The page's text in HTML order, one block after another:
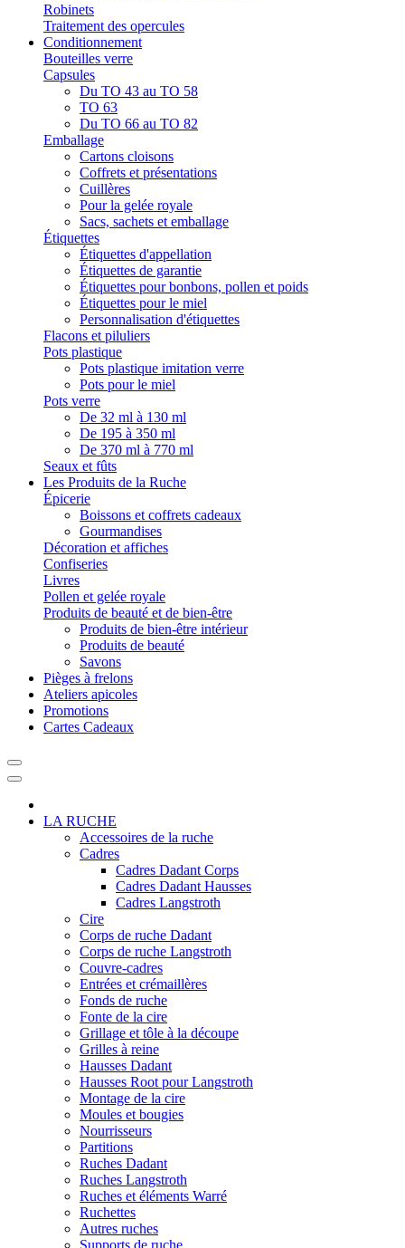
Robinets
Traitement des opercules
Conditionnement
Bouteilles verre
Capsules
Du TO 43 au TO 58
TO 63
Du TO 66 au TO 82
Emballage
Cartons cloisons
Coffrets et présentations
Cuillères
Pour la gelée royale
Sacs, sachets et emballage
Étiquettes
Étiquettes d'appellation
Étiquettes de garantie
Étiquettes pour bonbons, pollen et poids
Étiquettes pour le miel
Personnalisation d'étiquettes
Flacons et piluliers
Pots plastique
Pots plastique imitation verre
Pots pour le miel
Pots verre
De 32 ml à 130 ml
De 195 à 350 ml
De 370 ml à 770 ml
Seaux et fûts
Les Produits de la Ruche
Épicerie
Boissons et coffrets cadeaux
Gourmandises
Décoration et affiches
Confiseries
Livres
Pollen et gelée royale
Produits de beauté et de bien-être
Produits de bien-être intérieur
Produits de beauté
Savons
Pièges à frelons
Ateliers apicoles
Promotions
Cartes Cadeaux
LA RUCHE
Accessoires de la ruche
Cadres
Cadres Dadant Corps
Cadres Dadant Hausses
Cadres Langstroth
Cire
Corps de ruche Dadant
Corps de ruche Langstroth
Couvre-cadres
Entrées et crémaillères
Fonds de ruche
Fonte de la cire
Grillage et tôle à la découpe
Grilles à reine
Hausses Dadant
Hausses Root pour Langstroth
Montage de la cire
Moules et bougies
Nourrisseurs
Partitions
Ruches Dadant
Ruches Langstroth
Ruches et éléments Warré
Ruchettes
Autres ruches
Supports de ruche